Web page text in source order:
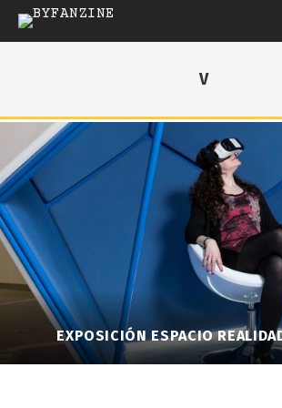
V
EXPOSICIÓN ESPACIO